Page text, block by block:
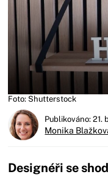
Foto: Shutterstock
Publikováno: 21.
Monika
Designéři se